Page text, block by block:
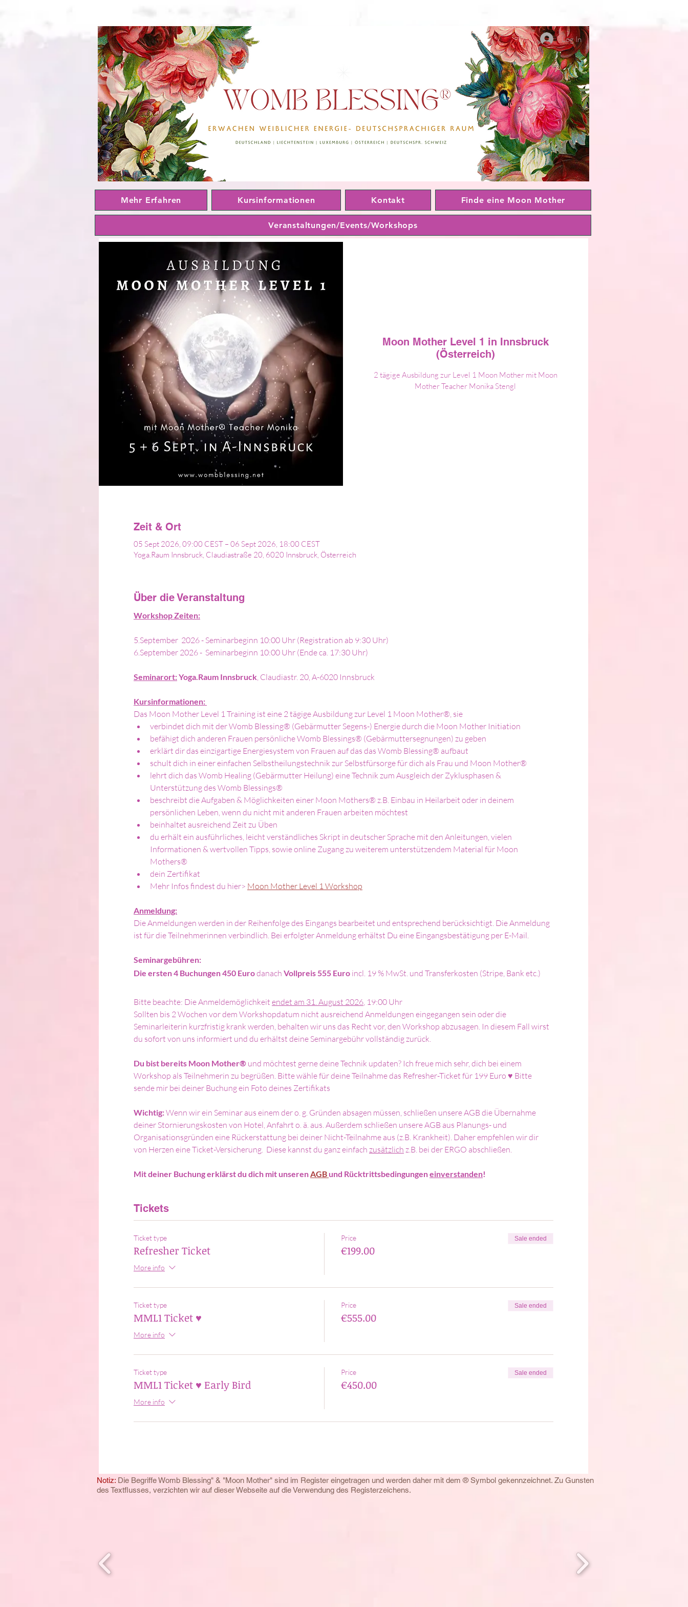
Log In
Mehr Erfahren Kursinformationen Kontakt Finde eine Moon Mother
Veranstaltungen/Events/Workshops
Moon Mother Level 1 in Innsbruck
(Österreich)
2 tägige Ausbildung zur Level 1 Moon Mother mit Moon
Mother Teacher Monika Stengl
Zeit & Ort
05 Sept 2026, 09:00 CEST – 06 Sept 2026, 18:00 CEST
Yoga.Raum Innsbruck, Claudiastraße 20, 6020 Innsbruck, Österreich
Über die Veranstaltung
Workshop Zeiten:
5.September  2026 - Seminarbeginn 10:00 Uhr (Registration ab 9:30 Uhr)
6.September 2026 -  Seminarbeginn 10:00 Uhr (Ende ca. 17:30 Uhr)
Seminarort:Yoga.Raum Innsbruck, Claudiastr. 20, A-6020 Innsbruck
Kursinformationen:
Das Moon Mother Level 1 Training ist eine 2 tägige Ausbildung zur Level 1 Moon Mother®, sie
verbindet dich mit der Womb Blessing® (Gebärmutter Segens-) Energie durch die Moon Mother Initiation
befähigt dich anderen Frauen persönliche Womb Blessings® (Gebärmuttersegnungen) zu geben
erklärt dir das einzigartige Energiesystem von Frauen auf das das Womb Blessing® aufbaut
schult dich in einer einfachen Selbstheilungstechnik zur Selbstfürsorge für dich als Frau und Moon Mother®
lehrt dich das Womb Healing (Gebärmutter Heilung) eine Technik zum Ausgleich der Zyklusphasen &
Unterstützung des Womb Blessings®
beschreibt die Aufgaben & Möglichkeiten einer Moon Mothers® z.B. Einbau in Heilarbeit oder in deinem
persönlichen Leben, wenn du nicht mit anderen Frauen arbeiten möchtest
beinhaltet ausreichend Zeit zu Üben
du erhält ein ausführliches, leicht verständliches Skript in deutscher Sprache mit den Anleitungen, vielen
Informationen & wertvollen Tipps, sowie online Zugang zu weiterem unterstützendem Material für Moon
Mothers®
dein Zertifikat
Mehr Infos findest du hier> Moon Mother Level 1 Workshop
Anmeldung:
Die Anmeldungen werden in der Reihenfolge des Eingangs bearbeitet und entsprechend berücksichtigt. Die Anmeldung
ist für die Teilnehmerinnen verbindlich. Bei erfolgter Anmeldung erhältst Du eine Eingangsbestätigung per E-Mail.
Seminargebühren:
Die ersten 4 Buchungen 450 Euro danach Vollpreis 555 Euro incl. 19 % MwSt. und Transferkosten (Stripe, Bank etc.)
Bitte beachte: Die Anmeldemöglichkeit endet am 31. August 2026, 19:00 Uhr
Sollten bis 2 Wochen vor dem Workshopdatum nicht ausreichend Anmeldungen eingegangen sein oder die
Seminarleiterin kurzfristig krank werden, behalten wir uns das Recht vor, den Workshop abzusagen. In diesem Fall wirst
du sofort von uns informiert und du erhältst deine Seminargebühr vollständig zurück.
Du bist bereits Moon Mother® und möchtest gerne deine Technik updaten? Ich freue mich sehr, dich bei einem
Workshop als Teilnehmerin zu begrüßen. Bitte wähle für deine Teilnahme das Refresher-Ticket für 199 Euro ♥ Bitte
sende mir bei deiner Buchung ein Foto deines Zertifikats
Wichtig: Wenn wir ein Seminar aus einem der o. g. Gründen absagen müssen, schließen unsere AGB die Übernahme
deiner Stornierungskosten von Hotel, Anfahrt o. ä. aus. Außerdem schließen unsere AGB aus Planungs- und
Organisationsgründen eine Rückerstattung bei deiner Nicht-Teilnahme aus (z.B. Krankheit). Daher empfehlen wir dir
von Herzen eine Ticket-Versicherung.  Diese kannst du ganz einfach zusätzlich z.B. bei der ERGO abschließen.
Mit deiner Buchung erklärst du dich mit unseren AGB und Rücktrittsbedingungen einverstanden!
Tickets
Ticket type
Refresher Ticket
More info
Price
€199.00
Sale ended
Ticket type
MML1 Ticket ♥
More info
Price
€555.00
Sale ended
Ticket type
MML1 Ticket ♥ Early Bird
More info
Price
€450.00
Sale ended
Notiz: Die Begriffe Womb Blessing" & "Moon Mother" sind im Register eingetragen und werden daher mit dem ® Symbol gekennzeichnet. Zu Gunsten
des Textflusses, verzichten wir auf dieser Webseite auf die Verwendung des Registerzeichens.